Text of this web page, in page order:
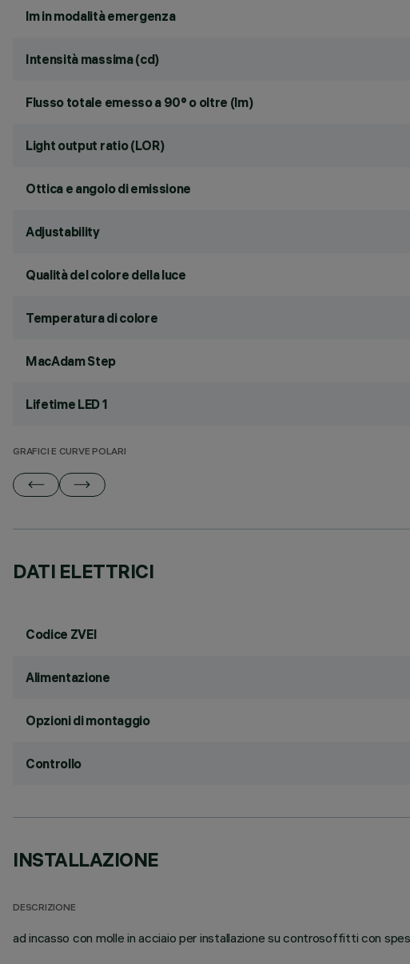
lm in modalità emergenza
Intensità massima (cd)
Flusso totale emesso a 90° o oltre (lm)
Light output ratio (LOR)
Ottica e angolo di emissione
Adjustability
Qualità del colore della luce
Temperatura di colore
MacAdam Step
Lifetime LED 1
GRAFICI E CURVE POLARI
DATI ELETTRICI
Codice ZVEI
Alimentazione
Opzioni di montaggio
Controllo
INSTALLAZIONE
DESCRIZIONE
ad incasso con molle in acciaio per installazione su controsoffitti con